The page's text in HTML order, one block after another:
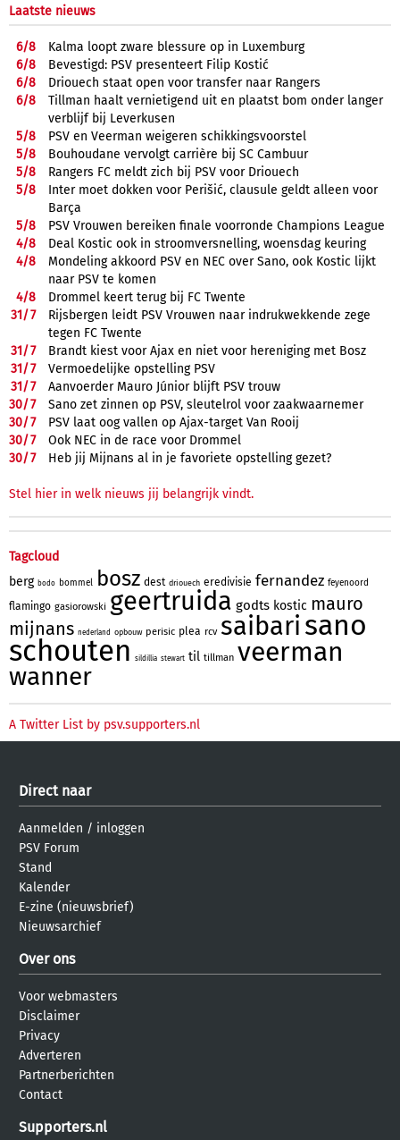
Laatste nieuws
6/8
Kalma loopt zware blessure op in Luxemburg
6/8
Bevestigd: PSV presenteert Filip Kostić
6/8
Driouech staat open voor transfer naar Rangers
6/8
Tillman haalt vernietigend uit en plaatst bom onder langer
verblijf bij Leverkusen
5/8
PSV en Veerman weigeren schikkingsvoorstel
5/8
Bouhoudane vervolgt carrière bij SC Cambuur
5/8
Rangers FC meldt zich bij PSV voor Driouech
5/8
Inter moet dokken voor Perišić, clausule geldt alleen voor
Barça
5/8
PSV Vrouwen bereiken finale voorronde Champions League
4/8
Deal Kostic ook in stroomversnelling, woensdag keuring
4/8
Mondeling akkoord PSV en NEC over Sano, ook Kostic lijkt
naar PSV te komen
4/8
Drommel keert terug bij FC Twente
31/7
Rijsbergen leidt PSV Vrouwen naar indrukwekkende zege
tegen FC Twente
31/7
Brandt kiest voor Ajax en niet voor hereniging met Bosz
31/7
Vermoedelijke opstelling PSV
31/7
Aanvoerder Mauro Júnior blijft PSV trouw
30/7
Sano zet zinnen op PSV, sleutelrol voor zaakwaarnemer
30/7
PSV laat oog vallen op Ajax-target Van Rooij
30/7
Ook NEC in de race voor Drommel
30/7 Heb jij Mijnans al in je favoriete opstelling gezet?
Stel hier in welk nieuws jij belangrijk vindt.
Tagcloud
berg bodo bommel bosz dest driouech eredivisie fernandez feyenoord
flamingo gasiorowski geertruida godts kostic mauro
mijnans nederland opbouw perisic plea rcv saibari sano
schouten sildillia stewart til tillman veerman
wanner
A Twitter List by psv.supporters.nl
Direct naar
Aanmelden / inloggen
PSV Forum
Stand
Kalender
E-zine (nieuwsbrief)
Nieuwsarchief
Over ons
Voor webmasters
Disclaimer
Privacy
Adverteren
Partnerberichten
Contact
Supporters.nl